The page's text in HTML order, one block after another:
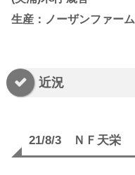
生産：ノーザンファーム
近況
21/8/3 ＮＦ天栄